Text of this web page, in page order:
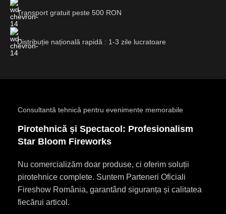
Transport gratuit peste 500 RON
Distribuție națională rapidă : 1-3 zile lucratoare
Consultantă tehnică pentru evenimente memorabile
Pirotehnică și Spectacol: Profesionalism
Star Bloom Fireworks
Nu comercializăm doar produse, ci oferim soluții
pirotehnice complete. Suntem Parteneri Oficiali
Fireshow România, garantând siguranța și calitatea
fiecărui articol.